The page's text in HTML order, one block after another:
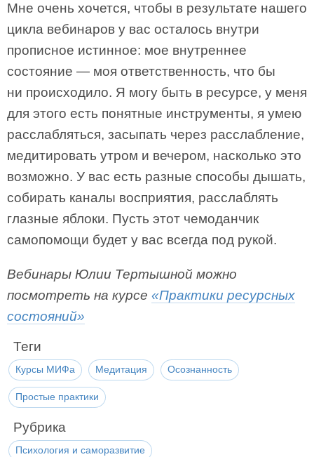
Мне очень хочется, чтобы в результате нашего
цикла вебинаров у вас осталось внутри
прописное истинное: мое внутреннее
состояние — моя ответственность, что бы
ни происходило. Я могу быть в ресурсе, у меня
для этого есть понятные инструменты, я умею
расслабляться, засыпать через расслабление,
медитировать утром и вечером, насколько это
возможно. У вас есть разные способы дышать,
собирать каналы восприятия, расслаблять
глазные яблоки. Пусть этот чемоданчик
самопомощи будет у вас всегда под рукой.
Вебинары Юлии Тертышной можно
посмотреть на курсе «Практики ресурсных
состояний»
Теги
Курсы МИФа Медитация Осознанность
Простые практики
Рубрика
Психология и саморазвитие